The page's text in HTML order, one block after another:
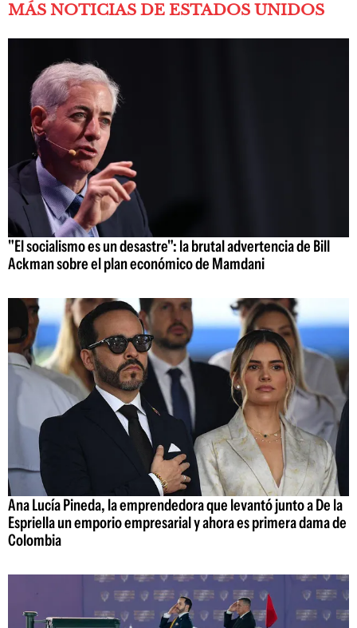
MÁS NOTICIAS DE ESTADOS UNIDOS
"El socialismo es un desastre": la brutal advertencia de Bill
Ackman sobre el plan económico de Mamdani
Ana Lucía Pineda, la emprendedora que levantó junto a De la
Espriella un emporio empresarial y ahora es primera dama de
Colombia